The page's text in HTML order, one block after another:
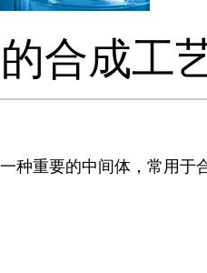
合成工
种重要的中间体，常用于